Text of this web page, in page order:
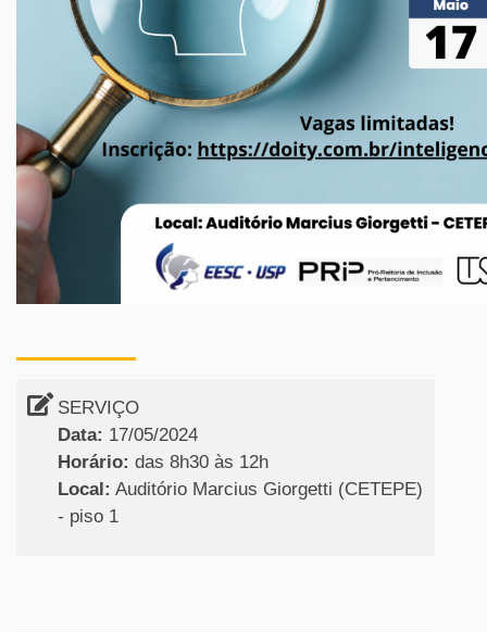
SERVIÇO
Data: 17/05/2024
Horário: das 8h30 às 12h
Local: Auditório Marcius Giorgetti (CETEPE)
- piso 1